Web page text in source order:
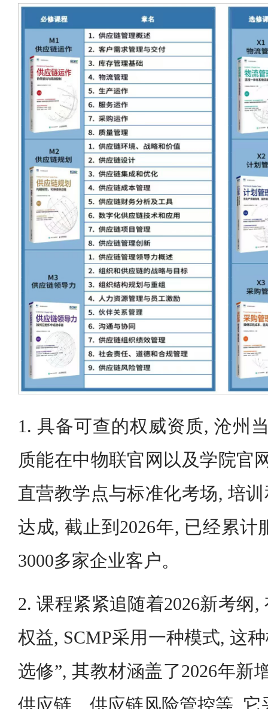
1. 具备可查的权威资质, 沧州
质能在中物联官网以及学院官
直营教学点与标准化考场, 培
达成, 截止到2026年, 已经累计
3000多家企业客户。
2. 课程紧紧追随着2026新考纲
权益, SCMP采用一种模式, 这
选修”, 其教材涵盖了2026年新
供应链、供应链风险管控等,